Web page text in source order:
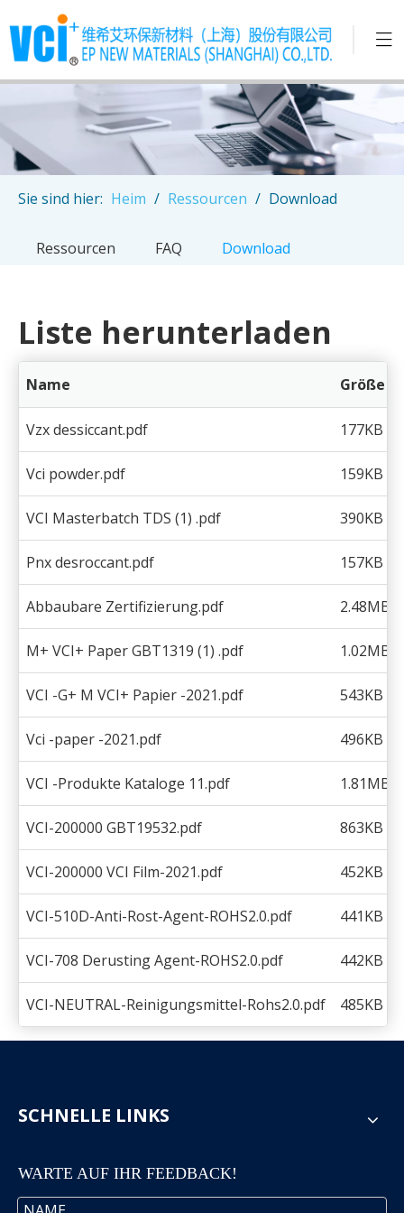
Sie sind hier: Heim / Ressourcen / Download
Ressourcen FAQ Download
Liste herunterladen
Name Größe
Vzx dessiccant.pdf 177KB
Vci powder.pdf 159KB
VCI Masterbatch TDS (1) .pdf 390KB
Pnx desroccant.pdf 157KB
Abbaubare Zertifizierung.pdf 2.48MB
M+ VCI+ Paper GBT1319 (1) .pdf 1.02MB
VCI -G+ M VCI+ Papier -2021.pdf 543KB
Vci -paper -2021.pdf 496KB
VCI -Produkte Kataloge 11.pdf 1.81MB
VCI-200000 GBT19532.pdf 863KB
VCI-200000 VCI Film-2021.pdf 452KB
VCI-510D-Anti-Rost-Agent-ROHS2.0.pdf 441KB
VCI-708 Derusting Agent-ROHS2.0.pdf 442KB
VCI-NEUTRAL-Reinigungsmittel-Rohs2.0.pdf 485KB
SCHNELLE LINKS
WARTE AUF IHR FEEDBACK!